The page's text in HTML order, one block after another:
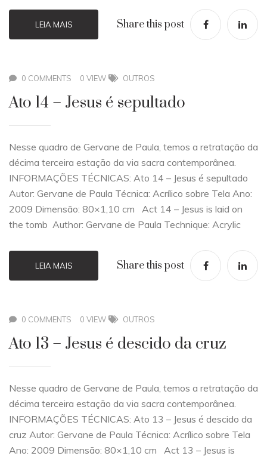
LEIA MAIS Share this post
0 COMMENTS 0 VIEW OUTROS
Ato 14 – Jesus é sepultado
Nesse quadro de Gervane de Paula, temos a retratação da
décima terceira estação da via sacra contemporânea.
INFORMAÇÕES TÉCNICAS: Ato 14 – Jesus é sepultado
Autor: Gervane de Paula Técnica: Acrílico sobre Tela Ano:
2009 Dimensão: 80×1,10 cm Act 14 – Jesus is laid on
the tomb Author: Gervane de Paula Technique: Acrylic
LEIA MAIS Share this post
0 COMMENTS 0 VIEW OUTROS
Ato 13 – Jesus é descido da cruz
Nesse quadro de Gervane de Paula, temos a retratação da
décima terceira estação da via sacra contemporânea.
INFORMAÇÕES TÉCNICAS: Ato 13 – Jesus é descido da
cruz Autor: Gervane de Paula Técnica: Acrílico sobre Tela
Ano: 2009 Dimensão: 80×1,10 cm Act 13 – Jesus is